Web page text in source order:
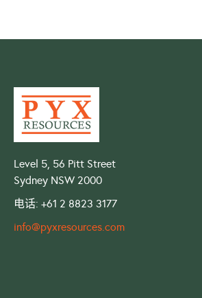
Level 5, 56 Pitt Street
Sydney NSW 2000
电话: +61 2 8823 3177
info@pyxresources.com